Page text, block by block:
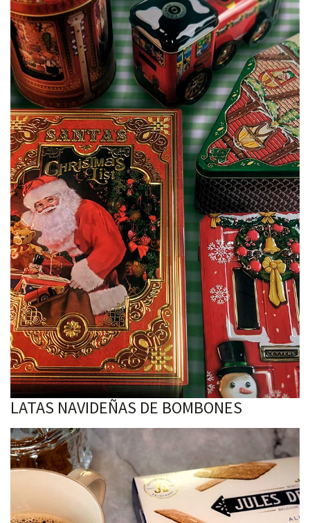
LATAS NAVIDEÑAS DE BOMBONES